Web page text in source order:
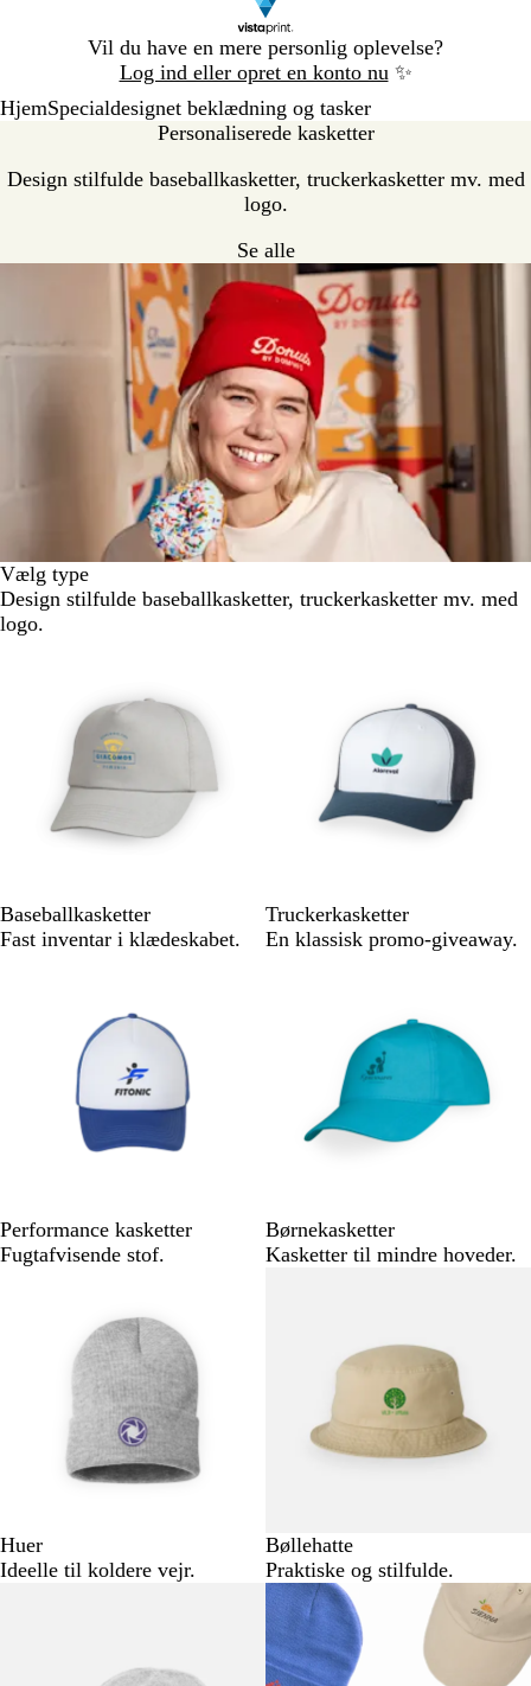
Vil du have en mere personlig oplevelse?
Log ind eller opret en konto nu ✨
1
HjemSpecialdesignet beklædning og tasker
Personaliserede kasketter
Design stilfulde baseballkasketter, truckerkasketter mv. med
logo.
Se alle
Vælg type
Design stilfulde baseballkasketter, truckerkasketter mv. med
logo.
Baseballkasketter
Fast inventar i klædeskabet.
Truckerkasketter
En klassisk promo-giveaway.
Performance kasketter
Fugtafvisende stof.
Børnekasketter
Kasketter til mindre hoveder.
Huer
Ideelle til koldere vejr.
Bøllehatte
Praktiske og stilfulde.